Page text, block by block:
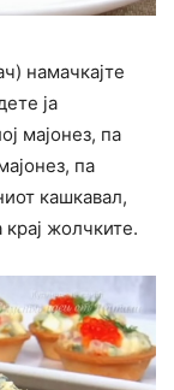
намачкајте
ја
мајонез, па
па
кашкавал,
жолчките.